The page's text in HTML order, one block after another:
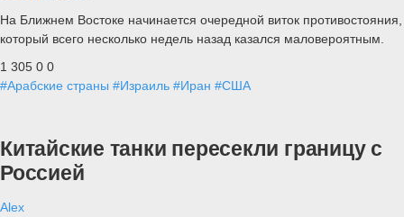
На Ближнем Востоке начинается очередной виток противостояния,
который всего несколько недель назад казался маловероятным.
1 305 0 0
#Арабские страны #Израиль #Иран #США
Китайские танки пересекли границу с
Россией
Alex